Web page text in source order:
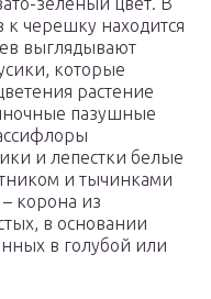
к черешку находится
выглядывают
которые
растение
пазушные
и лепестки белые
и тычинками
корона из
в основании
в голубой или